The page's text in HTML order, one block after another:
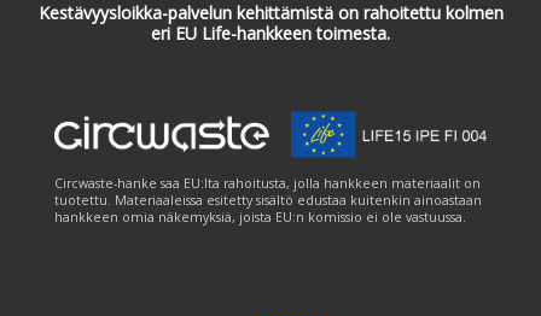
Kestävyysloikka-palvelun kehittämistä on rahoitettu kolmen
eri EU Life-hankkeen toimesta.
Circwaste-hanke saa EU:lta rahoitusta, jolla hankkeen materiaalit on
tuotettu. Materiaaleissa esitetty sisältö edustaa kuitenkin ainoastaan
hankkeen omia näkemyksiä, joista EU:n komissio ei ole vastuussa.